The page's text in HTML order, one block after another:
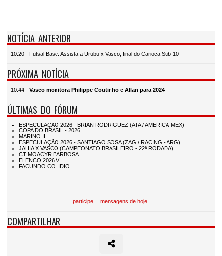
NOTÍCIA ANTERIOR
10:20 - Futsal Base: Assista a Urubu x Vasco, final do Carioca Sub-10
PRÓXIMA NOTÍCIA
10:44 - Vasco monitora Philippe Coutinho e Allan para 2024
ÚLTIMAS DO FÓRUM
participe mensagens de hoje
COMPARTILHAR